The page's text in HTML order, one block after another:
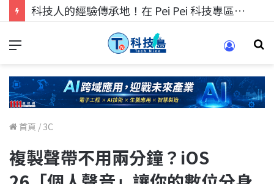
科技人的經驗傳承地！在 Pei Pei 科技專區，與學弟妹交流最硬核的技術
首頁 / 3C
複製聲帶不用兩分鐘？iOS